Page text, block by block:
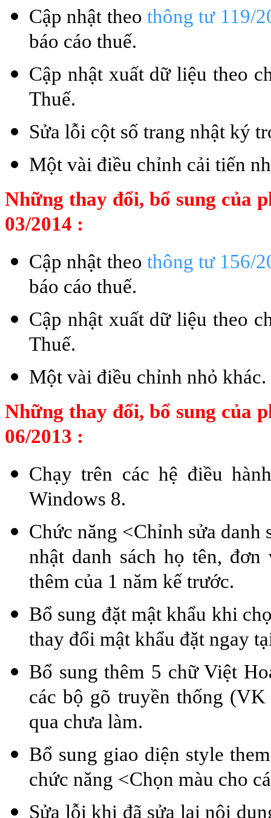
Cập nhật theothông tư 119/
báo cáo thuế.
Cập nhật xuất dữ liệu theo
Thuế.
Sửa lỗi cột số trang nhật ký
Một vài điều chỉnh cải tiến
Những thay đổi, bổ sung của
03/2014 :
Cập nhật theo thông tư 156/
báo cáo thuế.
Cập nhật xuất dữ liệu theo
Thuế.
Một vài điều chỉnh nhỏ khác.
Những thay đổi, bổ sung của
06/2013 :
Chạy trên các hệ điều
Windows 8.
Chức năng <Chỉnh sửa
nhật danh sách họ tên,
thêm của 1 năm kế trước.
Bổ sung đặt mật khẩu khi
thay đổi mật khẩu đặt ngay
Bổ sung thêm 5 chữ Việt
các bộ gõ truyền thống
qua chưa làm.
Bổ sung giao diện style
chức năng <Chọn màu cho
Sửa lỗi khi đã sửa lại nội